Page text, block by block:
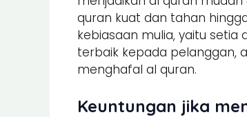
quran kuat dan tahan
kebiasaan mulia, yaitu setia
terbaik kepada pelanggan,
menghafal al quran.
Keuntungan jika